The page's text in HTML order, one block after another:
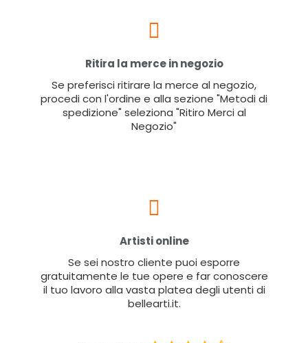
Ritira la merce in negozio
Se preferisci ritirare la merce al negozio,
procedi con l'ordine e alla sezione "Metodi di
spedizione" seleziona "Ritiro Merci al
Negozio"
Artisti online
Se sei nostro cliente puoi esporre
gratuitamente le tue opere e far conoscere
il tuo lavoro alla vasta platea degli utenti di
bellearti.it.